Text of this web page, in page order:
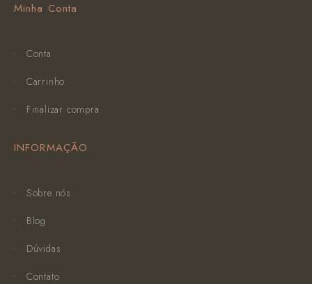
Minha Conta
Conta
Carrinho
Finalizar compra
INFORMAÇÃO
Sobre nós
Blog
Dúvidas
Contato